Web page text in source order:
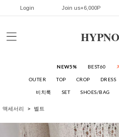
Login Join us+6,000P
NEW5% BEST60
OUTER TOP CROP DRESS
비치룩 SET SHOES/BAG
액세서리 벨트